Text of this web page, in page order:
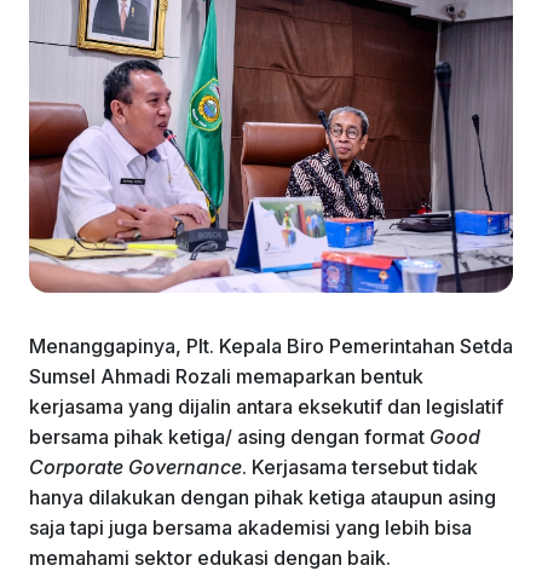
Menanggapinya, Plt. Kepala Biro Pemerintahan Setda
Sumsel Ahmadi Rozali memaparkan bentuk
kerjasama yang dijalin antara eksekutif dan legislatif
bersama pihak ketiga/ asing dengan format Good
Corporate Governance. Kerjasama tersebut tidak
hanya dilakukan dengan pihak ketiga ataupun asing
saja tapi juga bersama akademisi yang lebih bisa
memahami sektor edukasi dengan baik.